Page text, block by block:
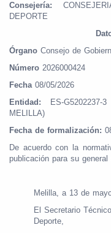
Consejería:
DEPORTE
Órgano Consejo de
Número 2026000424
Fecha 08/05/2026
Entidad:
ES-
MELILLA)
Fecha de formalización:
De acuerdo con la
publicación para su general
Melilla, a 13 de
El Secretario
Deporte,